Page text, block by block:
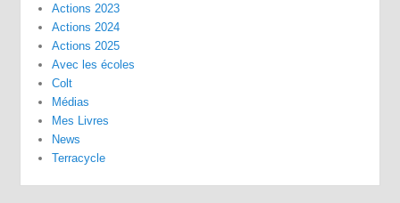
Actions 2023
Actions 2024
Actions 2025
Avec les écoles
Colt
Médias
Mes Livres
News
Terracycle